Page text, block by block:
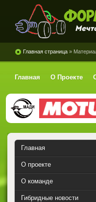
Главная страница »
Главная О Проекте
Главная
О проекте
О команде
Гибридные новости